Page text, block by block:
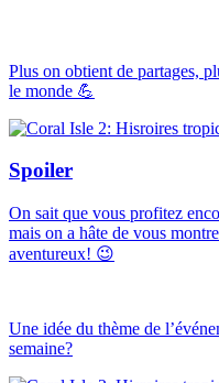
Plus on obtient de partages,
le monde 💪
Spoiler
On sait que vous profitez
mais on a hâte de vous
aventureux! 😉
Une idée du thème de
semaine?